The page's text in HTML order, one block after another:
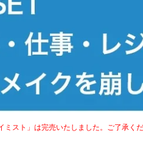
スト」は完売いたしました。ご了承くだ